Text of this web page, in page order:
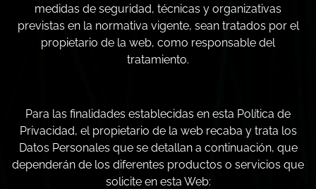
medidas de seguridad, técnicas y organizativas
previstas en la normativa vigente, sean tratados por el
propietario de la web, como responsable del
tratamiento.
Para las finalidades establecidas en esta Política de
Privacidad, el propietario de la web recaba y trata los
Datos Personales que se detallan a continuación, que
dependerán de los diferentes productos o servicios que
solicite en esta Web: